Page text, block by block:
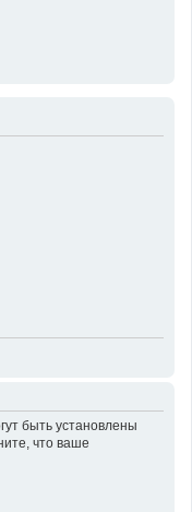
быть установлены
что ваше